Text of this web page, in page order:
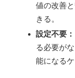
値の改善
きる。
設定不要：
る必要が
能になるケ